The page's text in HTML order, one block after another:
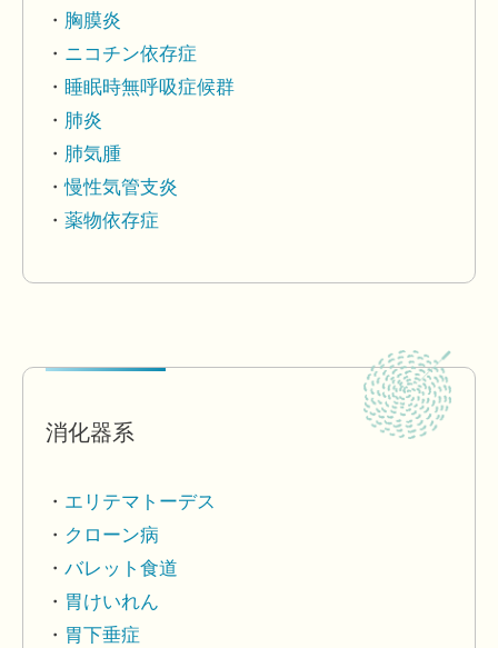
胸膜炎
ニコチン依存症
睡眠時無呼吸症候群
肺炎
肺気腫
慢性気管支炎
薬物依存症
消化器系
エリテマトーデス
クローン病
バレット食道
胃けいれん
胃下垂症